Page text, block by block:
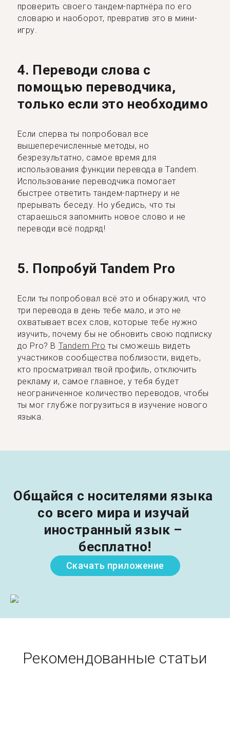
проверить своего тандем-партнёра по его
словарю и наоборот, превратив это в мини-
игру.
4. Переводи слова с
помощью переводчика,
только если это необходимо
Если сперва ты попробовал все
вышеперечисленные методы, но
безрезультатно, самое время для
использования функции перевода в Tandem.
Использование переводчика помогает
быстрее ответить тандем-партнеру и не
прерывать беседу. Но убедись, что ты
стараешься запомнить новое слово и не
переводи всё подряд!
5. Попробуй Tandem Pro
Если ты попробовал всё это и обнаружил, что
три перевода в день тебе мало, и это не
охватывает всех слов, которые тебе нужно
изучить, почему бы не обновить свою подписку
до Pro? В Tandem Pro ты сможешь видеть
участников сообщества поблизости, видеть,
кто просматривал твой профиль, отключить
рекламу и, самое главное, у тебя будет
неограниченное количество переводов, чтобы
ты мог глубже погрузиться в изучение нового
языка.
Общайся с носителями языка
со всего мира и изучай
иностранный язык –
бесплатно!
Скачать приложение
Рекомендованные статьи